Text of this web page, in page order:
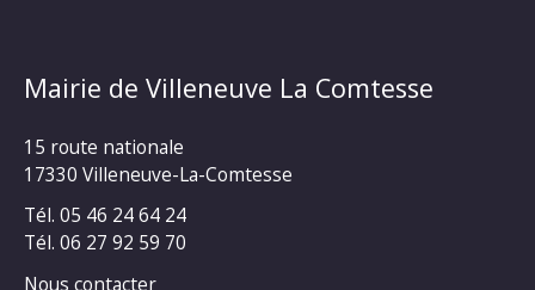
Mairie de Villeneuve La Comtesse
15 route nationale
17330 Villeneuve-La-Comtesse
Tél. 05 46 24 64 24
Tél. 06 27 92 59 70
Nous contacter